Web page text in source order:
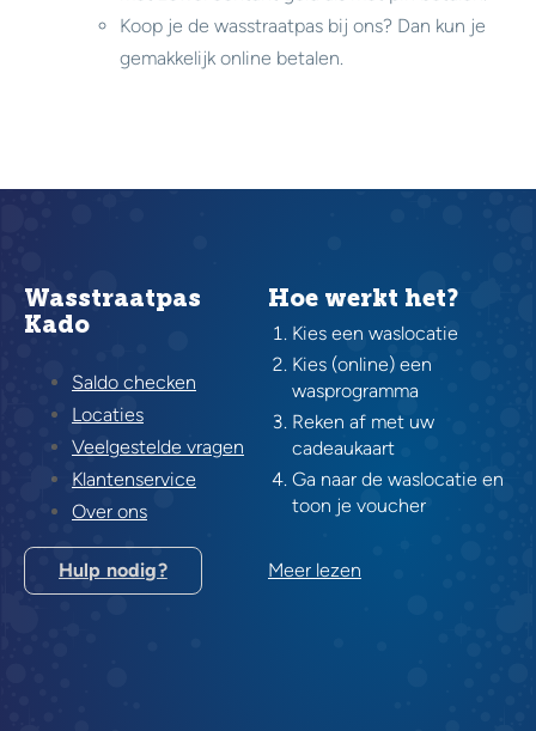
Koop je de wasstraatpas bij ons? Dan kun je
gemakkelijk online betalen.
Wasstraatpas
Kado
Saldo checken
Locaties
Veelgestelde vragen
Klantenservice
Over ons
Hulp nodig?
Hoe werkt het?
Kies een waslocatie
Kies (online) een
wasprogramma
Reken af met uw
cadeaukaart
Ga naar de waslocatie en
toon je voucher
Meer lezen